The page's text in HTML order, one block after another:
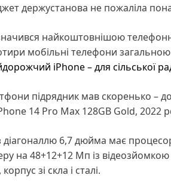
держустанова не пожаліла
найкоштовнішою
мобільні телефони
iPhone – для сільської
підрядник мав скоренько –
14 Pro Max 128GB Gold, 2022
діагоналлю 6,7 дюйма має
на 48+12+12 Мп із
зі скла і сталі.